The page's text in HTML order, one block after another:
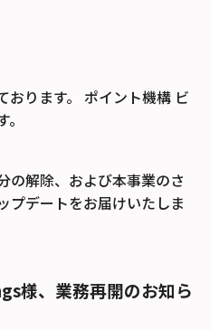
おります。 ポイント機構 ビ
の解除、および本事業のさ
プデートをお届けいたしま
様、業務再開のお知ら